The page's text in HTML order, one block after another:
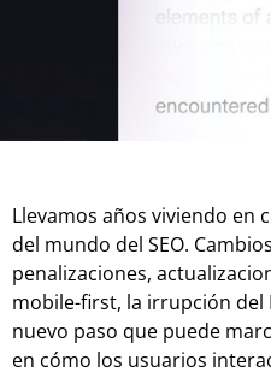
Llevamos años viviendo en
del mundo del SEO.
penalizaciones,
mobile-first, la irrupción del
nuevo paso que puede
en cómo los usuarios